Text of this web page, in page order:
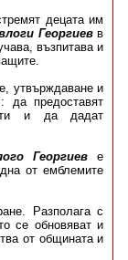
децата им
Георгиевв
възпитава и
утвърждаване и
да предоставят
и да дадат
Георгиев е
от емблемите
Разполага с
се обновяват и
от общината и